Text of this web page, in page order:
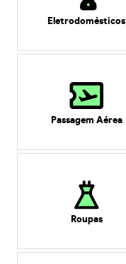
Eletrodomésticos
Passagem Aérea
Roupas